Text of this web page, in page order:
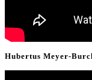
Hubertus Meyer-